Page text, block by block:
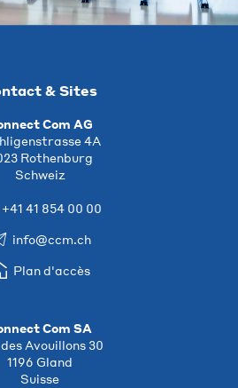
& Sites
Com AG
4A
Rothenburg
Schweiz
+41 41 854 00 00
info@ccm.ch
Plan d'accès
Com SA
Avouillons 30
1196 Gland
Suisse